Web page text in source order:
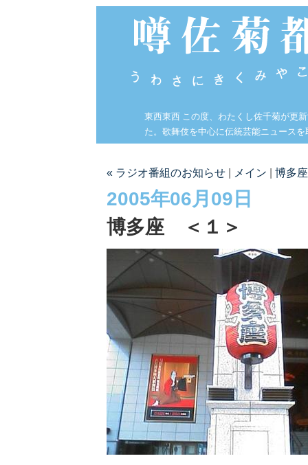
東西東西 この度、わたくし佐千菊が更
た。歌舞伎を中心に伝統芸能ニュース
« ラジオ番組のお知らせ メイン 博多
2005年06月09日
博多座 ＜１＞